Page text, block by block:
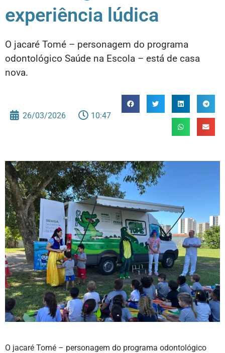
experiência lúdica
O jacaré Tomé – personagem do programa
odontológico Saúde na Escola – está de casa
nova.
26/03/2026 10:47
O jacaré Tomé – personagem do programa odontológico